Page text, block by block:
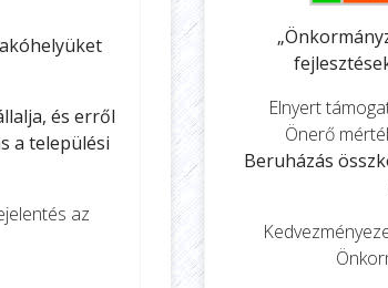
és erről
a települési
az
Elnyert
Önerő
Beruházás